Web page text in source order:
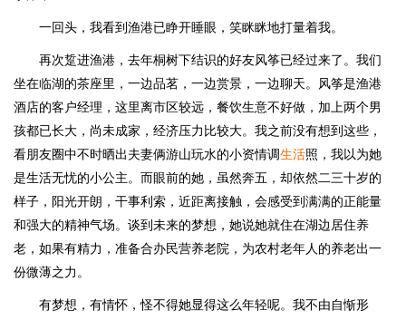
一回头，我看到渔港已睁开睡眼，笑眯眯地打量着我。
再次踅进渔港，去年桐树下结识的好友风筝已经过来了。我们
坐在临湖的茶座里，一边品茗，一边赏景，一边聊天。风筝是渔港
酒店的客户经理，这里离市区较远，餐饮生意不好做，加上两个男
孩都已长大，尚未成家，经济压力比较大。我之前没有想到这些，
看朋友圈中不时晒出夫妻俩游山玩水的小资情调生活照，我以为她
是生活无忧的小公主。而眼前的她，虽然奔五，却依然二三十岁的
样子，阳光开朗，干事利索，近距离接触，会感受到满满的正能量
和强大的精神气场。谈到未来的梦想，她说她就住在湖边居住养
老，如果有精力，准备合办民营养老院，为农村老年人的养老出一
份微薄之力。
有梦想，有情怀，怪不得她显得这么年轻呢。我不由自惭形